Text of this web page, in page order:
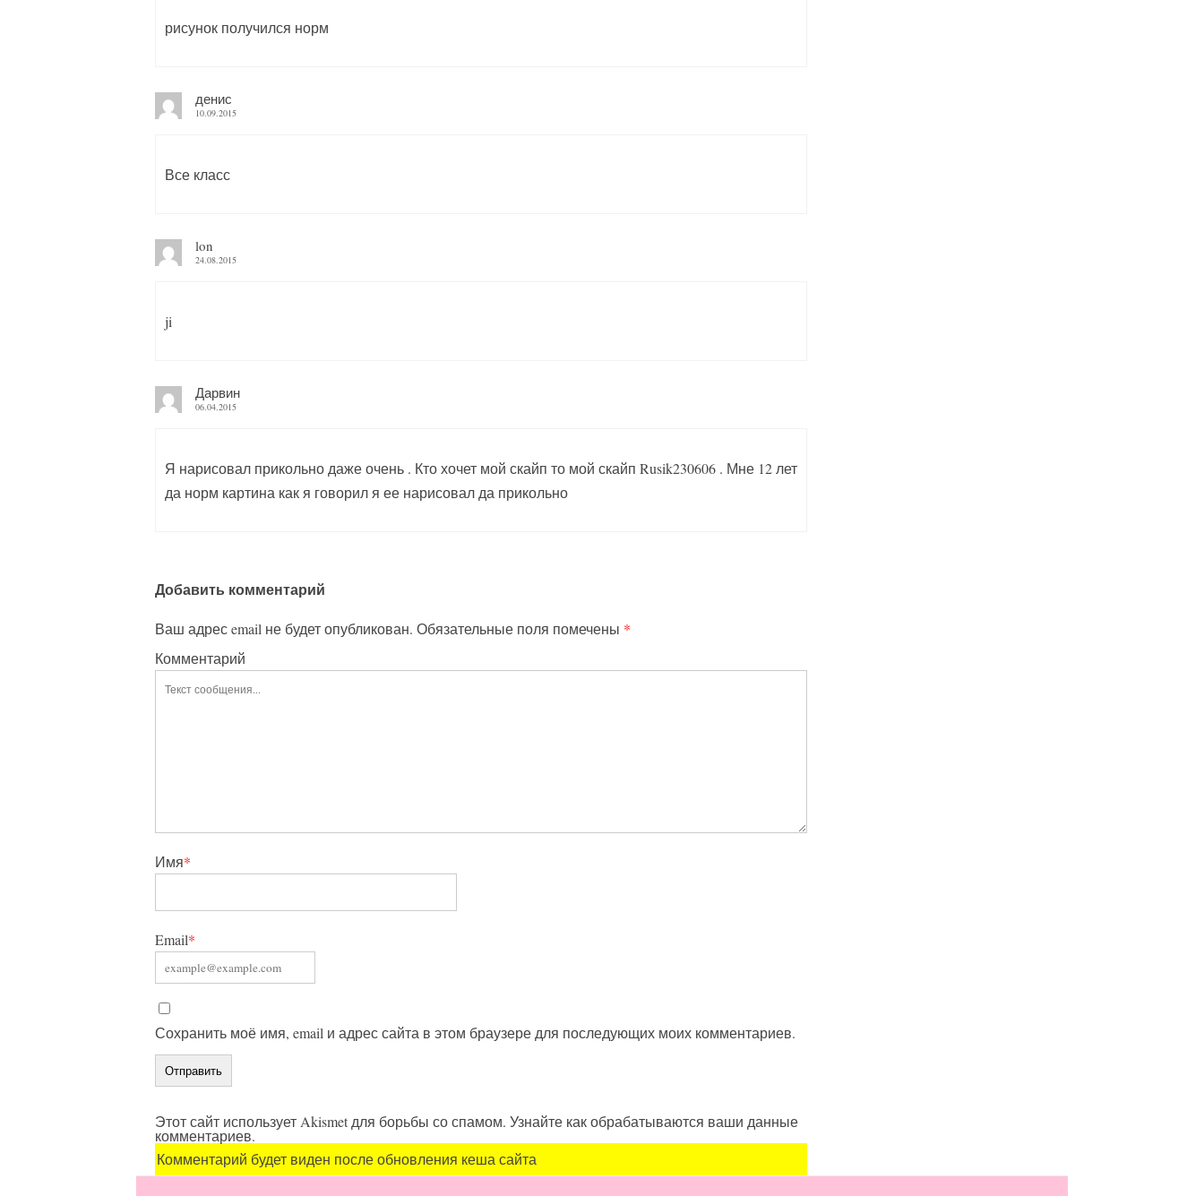
рисунок получился норм
денис
10.09.2015
Все класс
lon
24.08.2015
ji
Дарвин
06.04.2015
Я нарисовал прикольно даже очень . Кто хочет мой скайп то мой скайп Rusik230606 . Мне 12 лет
да норм картина как я говорил я ее нарисовал да прикольно
Добавить комментарий
Ваш адрес email не будет опубликован. Обязательные поля помечены *
Комментарий
Имя*
Email*
Сохранить моё имя, email и адрес сайта в этом браузере для последующих моих комментариев.
Этот сайт использует Akismet для борьбы со спамом. Узнайте как обрабатываются ваши данные
комментариев.
Комментарий будет виден после обновления кеша сайта